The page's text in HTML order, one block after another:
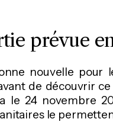
prévue
nouvelle pour
de découvrir
le 24 novembre
le